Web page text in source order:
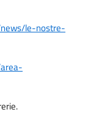
le-nostre-